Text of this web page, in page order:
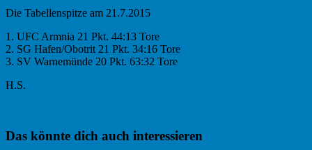
Die Tabellenspitze am 21.7.2015
1. UFC Armnia 21 Pkt. 44:13 Tore
2. SG Hafen/Obotrit 21 Pkt. 34:16 Tore
3. SV Warnemünde 20 Pkt. 63:32 Tore
H.S.
Haupt-
Das könnte dich auch interessieren